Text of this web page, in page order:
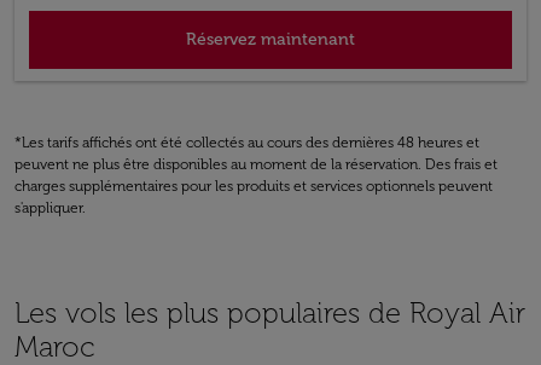
Réservez maintenant
*Les tarifs affichés ont été collectés au cours des dernières 48 heures et
peuvent ne plus être disponibles au moment de la réservation. Des frais et
charges supplémentaires pour les produits et services optionnels peuvent
s'appliquer.
Les vols les plus populaires de Royal Air
Maroc